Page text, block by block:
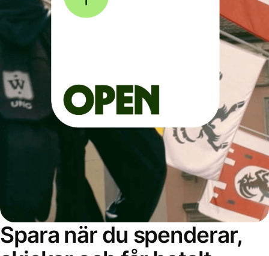
Spara när du spenderar,